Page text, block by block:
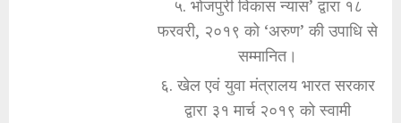
५. भोजपुरी विकास न्यास’ द्वारा १८
फरवरी, २०१९ को ‘अरुण’ की उपाधि से
सम्मानित।
६. खेल एवं युवा मंत्रालय भारत सरकार
द्वारा ३१ मार्च २०१९ को स्वामी